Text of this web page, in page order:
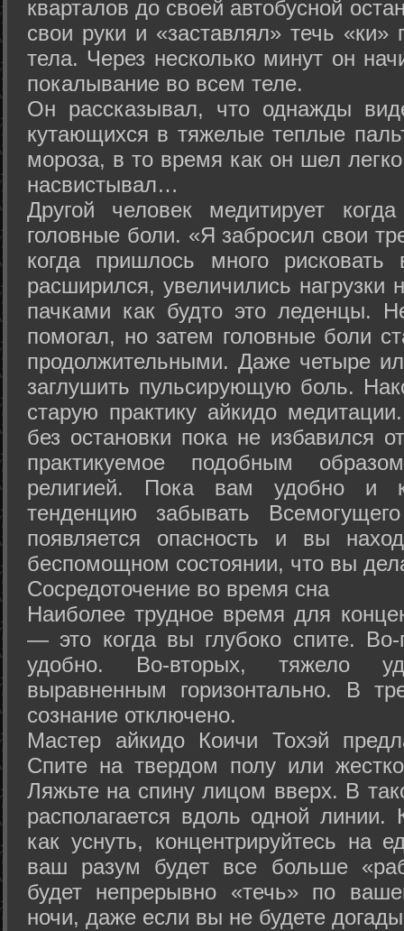
кварталов до своей автобусной
свои руки и «заставлял» течь «ки»
тела. Через несколько минут он
покалывание во всем теле.
Он рассказывал, что однажды
кутающихся в тяжелые теплые
мороза, в то время как он шел
насвистывал…
Другой человек медитирует
головные боли. «Я забросил свои
когда пришлось много
расширился, увеличились нагрузки
пачками как будто это леденцы.
помогал, но затем головные боли
продолжительными. Даже четыре
заглушить пульсирующую боль.
старую практику айкидо
без остановки пока не избавился
практикуемое подобным
религией. Пока вам удобно и
тенденцию забывать
появляется опасность и вы
беспомощном состоянии, что вы
Сосредоточение во время сна
Наиболее трудное время для
— это когда вы глубоко спите.
удобно. Во-вторых, тяжело
выравненным горизонтально. В
сознание отключено.
Мастер айкидо Коичи Тохэй
Спите на твердом полу или
Ляжьте на спину лицом вверх. В
располагается вдоль одной
как уснуть, концентрируйтесь на
ваш разум будет все больше
будет непрерывно «течь» по
ночи, даже если вы не будете